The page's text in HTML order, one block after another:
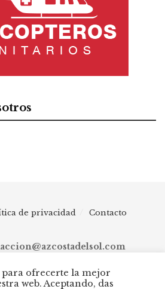
de privacidad Contacto
- Diario digital de Málaga capital hasta
ofrecerte la mejor
web. Aceptando, das